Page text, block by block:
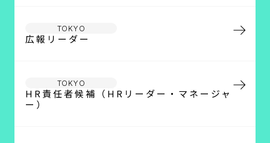
TOKYO
広報リーダー
TOKYO
HR責任者候補（HRリーダー・マネージャ
ー）